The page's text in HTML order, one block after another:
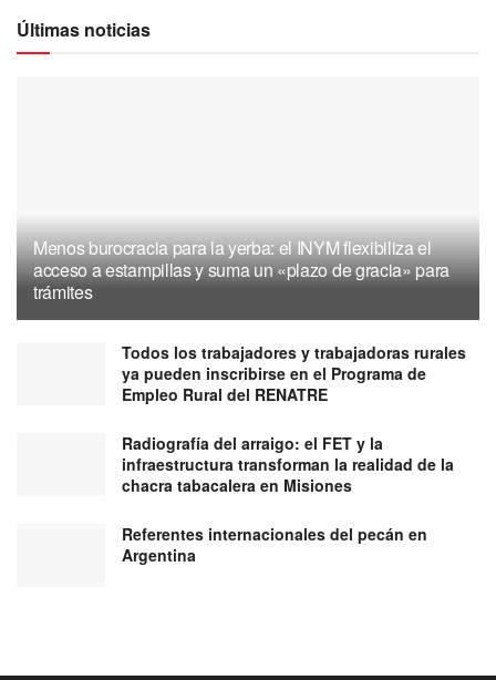
Últimas noticias
Menos burocracia para la yerba: el INYM flexibiliza el
acceso a estampillas y suma un «plazo de gracia» para
trámites
Todos los trabajadores y trabajadoras rurales
ya pueden inscribirse en el Programa de
Empleo Rural del RENATRE
Radiografía del arraigo: el FET y la
infraestructura transforman la realidad de la
chacra tabacalera en Misiones
Referentes internacionales del pecán en
Argentina